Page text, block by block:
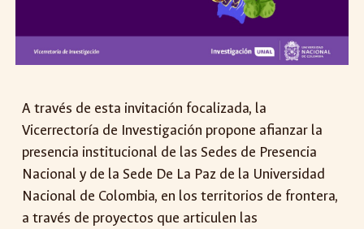
A través de esta invitación focalizada, la
Vicerrectoría de Investigación propone afianzar la
presencia institucional de las Sedes de Presencia
Nacional y de la Sede De La Paz de la Universidad
Nacional de Colombia, en los territorios de frontera,
a través de proyectos que articulen las